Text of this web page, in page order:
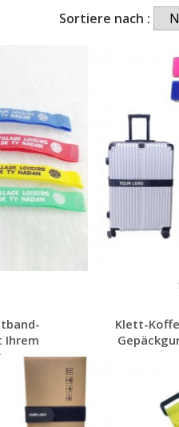
Sortiere nach :
Ihrem
Klett-